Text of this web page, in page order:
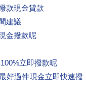
款現金貸款
建議
金撥款呢
立即撥款呢
好過件現金立即快速撥